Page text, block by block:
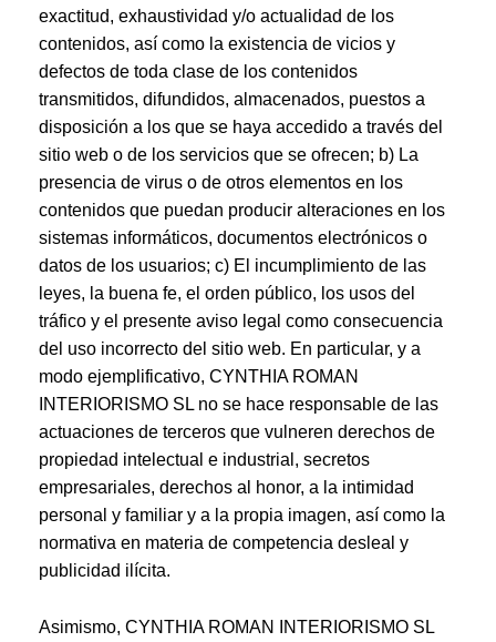
exactitud, exhaustividad y/o actualidad de los
contenidos, así como la existencia de vicios y
defectos de toda clase de los contenidos
transmitidos, difundidos, almacenados, puestos a
disposición a los que se haya accedido a través del
sitio web o de los servicios que se ofrecen; b) La
presencia de virus o de otros elementos en los
contenidos que puedan producir alteraciones en los
sistemas informáticos, documentos electrónicos o
datos de los usuarios; c) El incumplimiento de las
leyes, la buena fe, el orden público, los usos del
tráfico y el presente aviso legal como consecuencia
del uso incorrecto del sitio web. En particular, y a
modo ejemplificativo, CYNTHIA ROMAN
INTERIORISMO SL no se hace responsable de las
actuaciones de terceros que vulneren derechos de
propiedad intelectual e industrial, secretos
empresariales, derechos al honor, a la intimidad
personal y familiar y a la propia imagen, así como la
normativa en materia de competencia desleal y
publicidad ilícita.
Asimismo, CYNTHIA ROMAN INTERIORISMO SL